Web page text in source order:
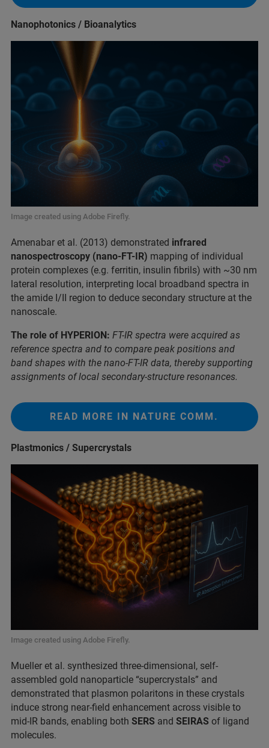
Nanophotonics / Bioanalytics
Image created using Adobe Firefly.
Amenabar et al. (2013) demonstrated infrared
nanospectroscopy (nano-FT-IR) mapping of individual
protein complexes (e.g. ferritin, insulin fibrils) with ~30 nm
lateral resolution, interpreting local broadband spectra in
the amide I/II region to deduce secondary structure at the
nanoscale.
The role of HYPERION: FT-IR spectra were acquired as
reference spectra and to compare peak positions and
band shapes with the nano-FT-IR data, thereby supporting
assignments of local secondary-structure resonances.
READ MORE IN NATURE COMM.
Plastmonics / Supercrystals
Image created using Adobe Firefly.
Mueller et al. synthesized three-dimensional, self-
assembled gold nanoparticle “supercrystals” and
demonstrated that plasmon polaritons in these crystals
induce strong near-field enhancement across visible to
mid-IR bands, enabling both SERS and SEIRAS of ligand
molecules.